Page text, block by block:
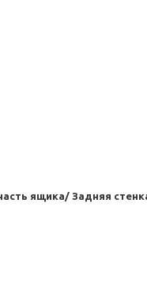
ящика/ Задняя